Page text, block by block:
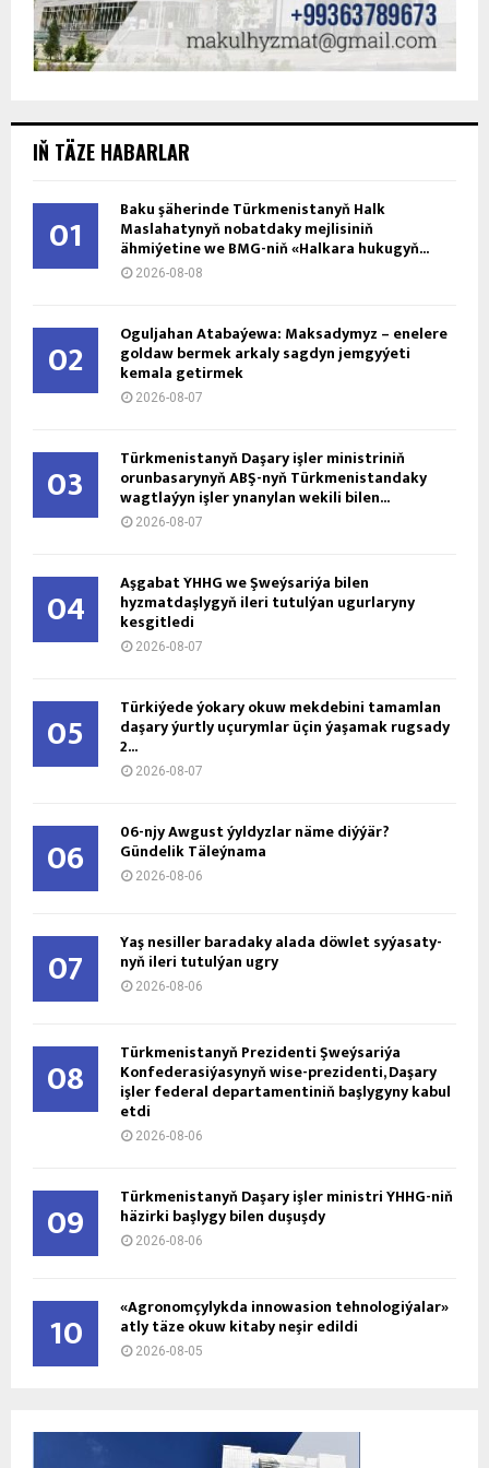
IŇ TÄZE HABARLAR
01 Baku şäherinde Türkmenistanyň Halk
Maslahatynyň nobatdaky mejlisiniň
ähmiýetine we BMG-niň «Halkara hukugyň...
2026-08-08
02 Oguljahan Atabaýewa: Maksadymyz – enelere
goldaw bermek arkaly sagdyn jemgyýeti
kemala getirmek
2026-08-07
03 Türkmenistanyň Daşary işler ministriniň
orunbasarynyň ABŞ-nyň Türkmenistandaky
wagtlaýyn işler ynanylan wekili bilen...
2026-08-07
04 Aşgabat ÝHHG we Şweýsariýa bilen
hyzmatdaşlygyň ileri tutulýan ugurlaryny
kesgitledi
2026-08-07
05 Türkiýede ýokary okuw mekdebini tamamlan
daşary ýurtly uçurymlar üçin ýaşamak rugsady
2...
2026-08-07
06 06-njy Awgust ýyldyzlar näme diýýär?
Gündelik Täleýnama
2026-08-06
07 Ýaş ne­sil­ler ba­ra­da­ky ala­da döw­let sy­ýa­sa­ty­
nyň ile­ri tu­tul­ýan ug­ry
2026-08-06
08 Türkmenistanyň Prezidenti Şweýsariýa
Konfederasiýasynyň wise-prezidenti, Daşary
işler federal departamentiniň başlygyny kabul
etdi
2026-08-06
09 Türkmenistanyň Daşary işler ministri ÝHHG-niň
häzirki başlygy bilen duşuşdy
2026-08-06
10 «Agronomçylykda innowasion tehnologiýalar»
atly täze okuw kitaby neşir edildi
2026-08-05